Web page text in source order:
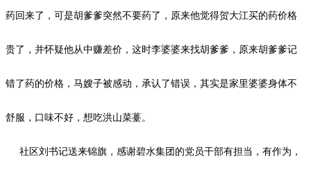
药回来了，可是胡爹爹突然不要药了，原来他觉得贺大江买的药价格
贵了，并怀疑他从中赚差价，这时李婆婆来找胡爹爹，原来胡爹爹记
错了药的价格，马嫂子被感动，承认了错误，其实是家里婆婆身体不
舒服，口味不好，想吃洪山菜薹。
社区刘书记送来锦旗，感谢碧水集团的党员干部有担当，有作为，